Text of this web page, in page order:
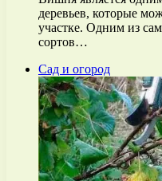
деревьев, которые
участке. Одним из
сортов…
Сад и огород